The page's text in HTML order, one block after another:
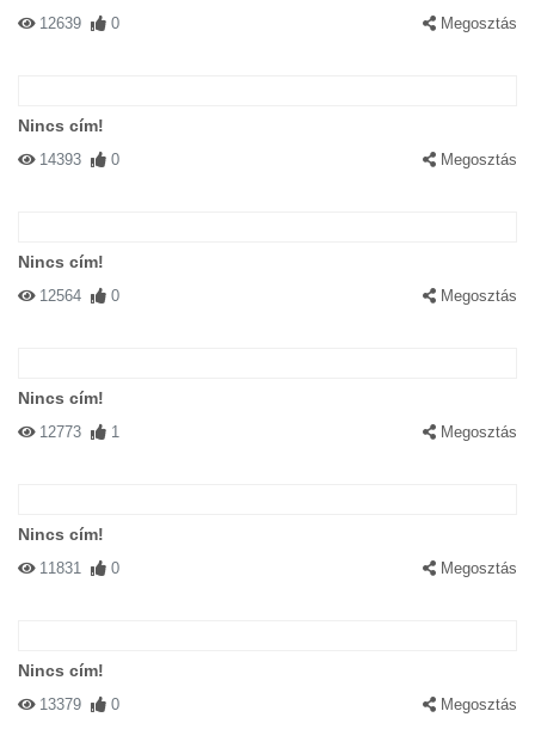
12639 0 Megosztás
Nincs cím!
14393 0 Megosztás
Nincs cím!
12564 0 Megosztás
Nincs cím!
12773 1 Megosztás
Nincs cím!
11831 0 Megosztás
Nincs cím!
13379 0 Megosztás